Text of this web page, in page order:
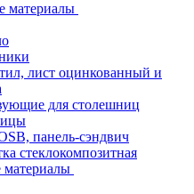
материалы
лист оцинкованный и
для столешниц
панель-сэндвич
стеклокомпозитная